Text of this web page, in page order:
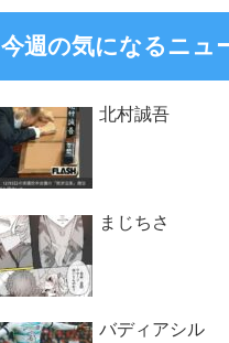
今週の気になるニュ
北村誠吾
まじちさ
バディアシル